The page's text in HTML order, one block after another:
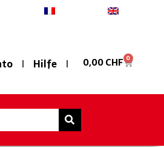
Hilfe 0,00CHF 0